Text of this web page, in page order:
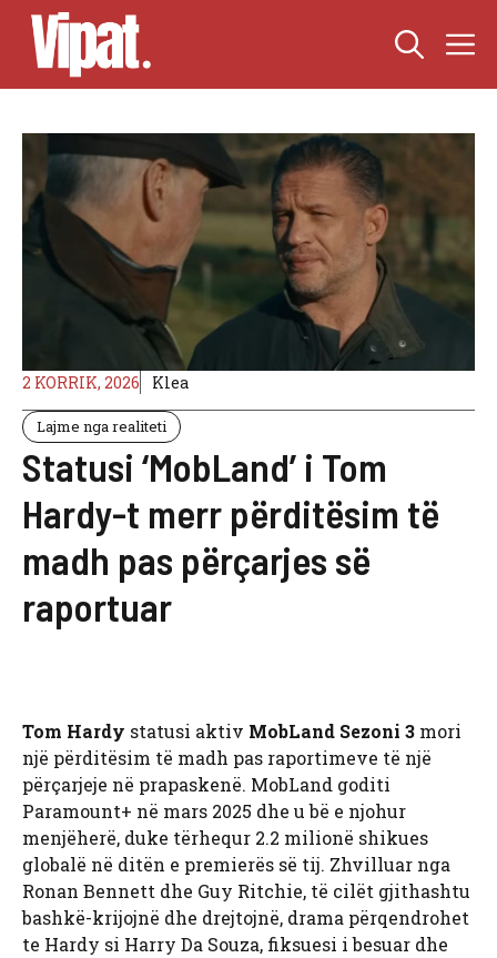
Skip
content
2 KORRIK, 2026 Klea
Lajme nga realiteti
Statusi ‘MobLand’ i Tom
Hardy-t merr përditësim të
madh pas përçarjes së
raportuar
Tom Hardy statusi aktiv MobLand Sezoni 3 mori
një përditësim të madh pas raportimeve të një
përçarjeje në prapaskenë. MobLand goditi
Paramount+ në mars 2025 dhe u bë e njohur
menjëherë, duke tërhequr 2.2 milionë shikues
globalë në ditën e premierës së tij. Zhvilluar nga
Ronan Bennett dhe Guy Ritchie, të cilët gjithashtu
bashkë-krijojnë dhe drejtojnë, drama përqendrohet
te Hardy si Harry Da Souza, fiksuesi i besuar dhe